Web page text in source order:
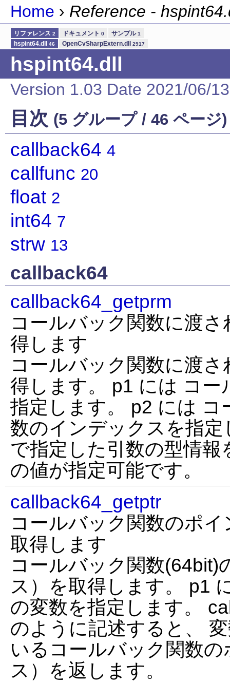
Home › Reference -
リファレンス 2 ドキュメント 0 サンプル1
hspint64.dll 46 OpenCvSharpExtern.dll 2917
hspint64.dll
Version 1.03 Date 2021/06/
目次 (5 グループ / 46 ページ)
callback64 4
callfunc 20
float 2
int64 7
strw 13
callback64
callback64_getprm
コールバック関数に渡
得します
コールバック関数に渡
得します。 p1 には コー
指定します。 p2 には コ
数のインデックスを指
で指定した引数の型情
の値が指定可能です。
callback64_getptr
コールバック関数のポ
取得します
コールバック関数(64bit)
ス）を取得します。 p1
の変数を指定します。
のように記述すると、
いるコールバック関数
ス）を返します。